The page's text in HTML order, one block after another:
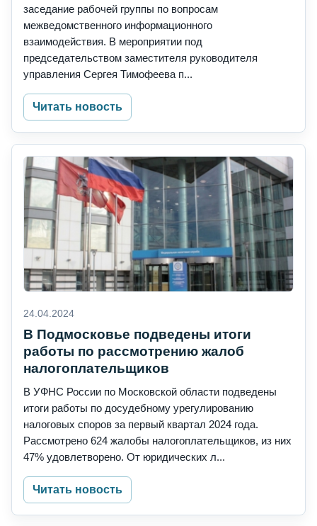
заседание рабочей группы по вопросам
межведомственного информационного
взаимодействия. В мероприятии под
председательством заместителя руководителя
управления Сергея Тимофеева п...
Читать новость
24.04.2024
В Подмосковье подведены итоги
работы по рассмотрению жалоб
налогоплательщиков
В УФНС России по Московской области подведены
итоги работы по досудебному урегулированию
налоговых споров за первый квартал 2024 года.
Рассмотрено 624 жалобы налогоплательщиков, из них
47% удовлетворено. От юридических л...
Читать новость